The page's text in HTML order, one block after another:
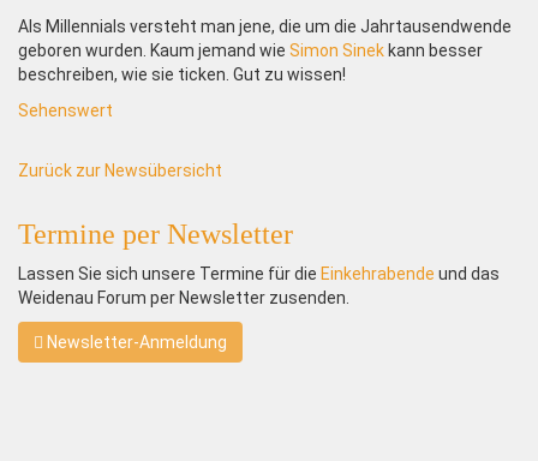
Als Millennials versteht man jene, die um die Jahrtausendwende
geboren wurden. Kaum jemand wie Simon Sinek kann besser
beschreiben, wie sie ticken. Gut zu wissen!
Sehenswert
Zurück zur Newsübersicht
Termine per Newsletter
Lassen Sie sich unsere Termine für die Einkehrabende und das
Weidenau Forum per Newsletter zusenden.
Newsletter-Anmeldung